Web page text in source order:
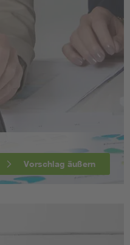
Vorschlag äußern